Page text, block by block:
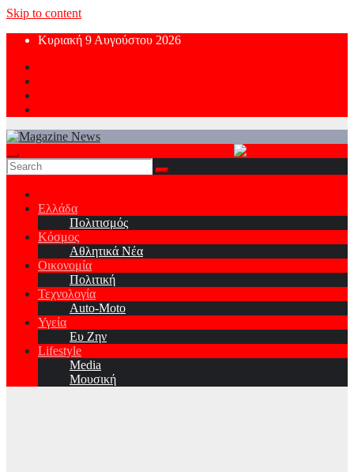
Skip to content
Κυριακή 9 Αυγούστου 2026
Ελλάδα
Πολιτισμός
Κόσμος
Αθλητικά Νέα
Οικονομία
Πολιτική
Τεχνολογία
Auto-Moto
Υγεία
Ευ Ζην
Lifestyle
Media
Μουσική